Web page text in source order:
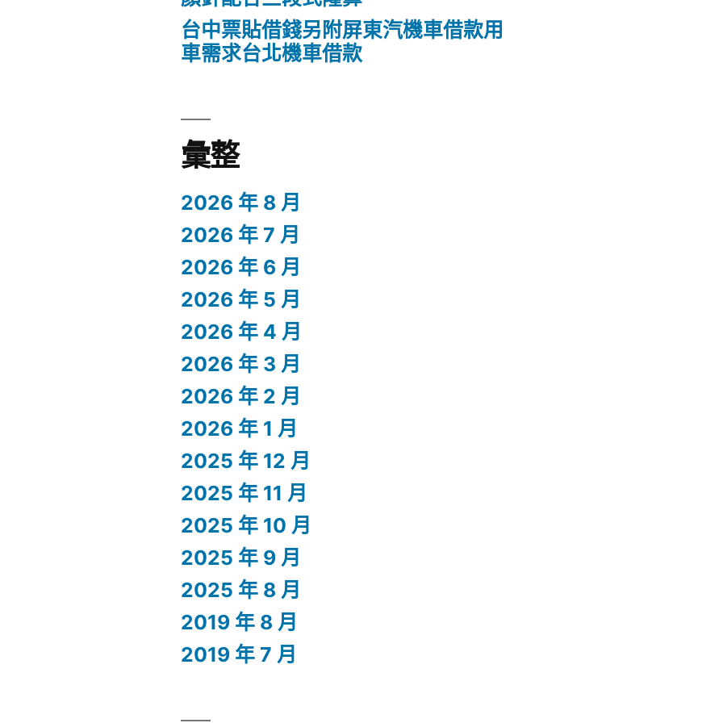
台中票貼借錢另附屏東汽機車借款用
車需求台北機車借款
彙整
2026 年 8 月
2026 年 7 月
2026 年 6 月
2026 年 5 月
2026 年 4 月
2026 年 3 月
2026 年 2 月
2026 年 1 月
2025 年 12 月
2025 年 11 月
2025 年 10 月
2025 年 9 月
2025 年 8 月
2019 年 8 月
2019 年 7 月